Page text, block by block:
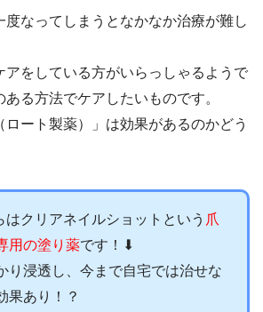
度なってしまうとなかなか治療が難し
アをしている方がいらっしゃるようで
る方法でケアしたいものです。
ート製薬）」は効果があるのかどう
クリアネイルショットという 爪
用の塗り薬です！⬇︎
り浸透し、今まで自宅では治せな
果あり！？